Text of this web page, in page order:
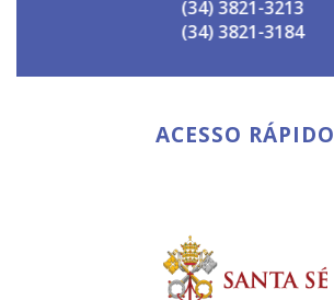
(34) 3821-3213
(34) 3821-3184
ACESSO RÁPIDO